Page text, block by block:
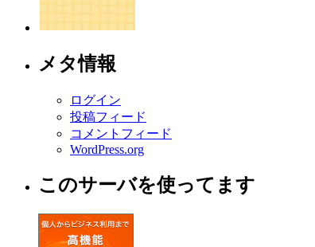
メタ情報
ログイン
投稿フィード
コメントフィード
WordPress.org
このサーバを使ってます